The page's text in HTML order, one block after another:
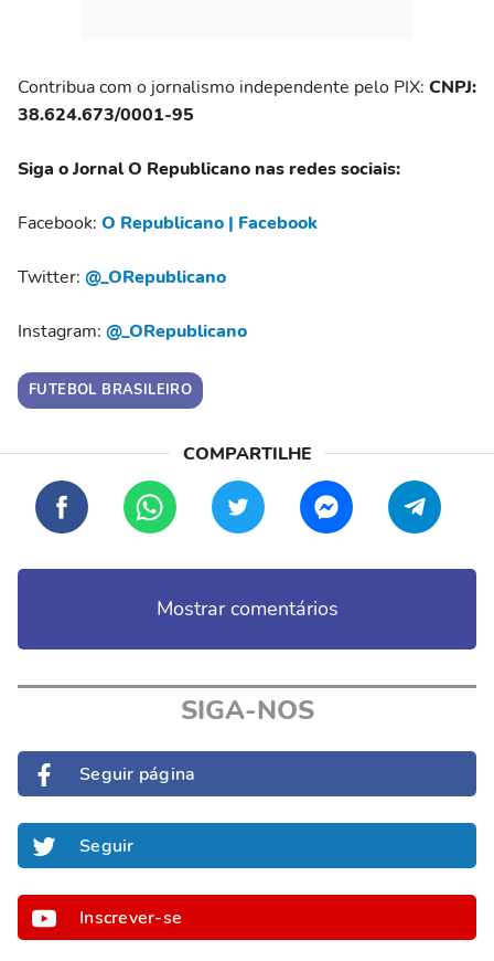
Contribua com o jornalismo independente pelo PIX: CNPJ:
38.624.673/0001-95
Siga o Jornal O Republicano nas redes sociais:
Facebook: O Republicano | Facebook
Twitter: @_ORepublicano
Instagram: @_ORepublicano
FUTEBOL BRASILEIRO
Mostrar comentários
SIGA-NOS
Seguir página
Seguir
Inscrever-se